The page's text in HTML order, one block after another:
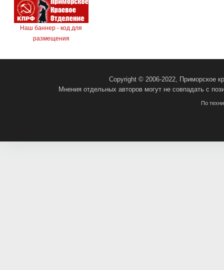
Наш баннер - код для
размещения
Copyright © 2006-2022, Приморское
Мнения отдельных авторов могут не совпадать с
По